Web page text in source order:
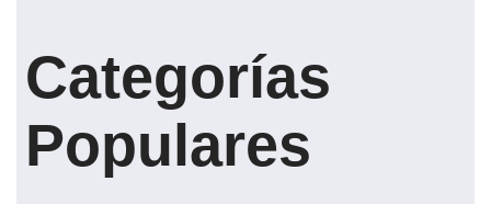
Categorías
Populares